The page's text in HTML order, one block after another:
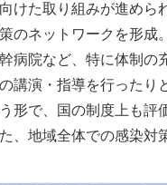
けた取り組みが進めら
のネットワークを形
病院など、特に体制
演・指導を行ったり
形で、国の制度上も
地域全体での感染対